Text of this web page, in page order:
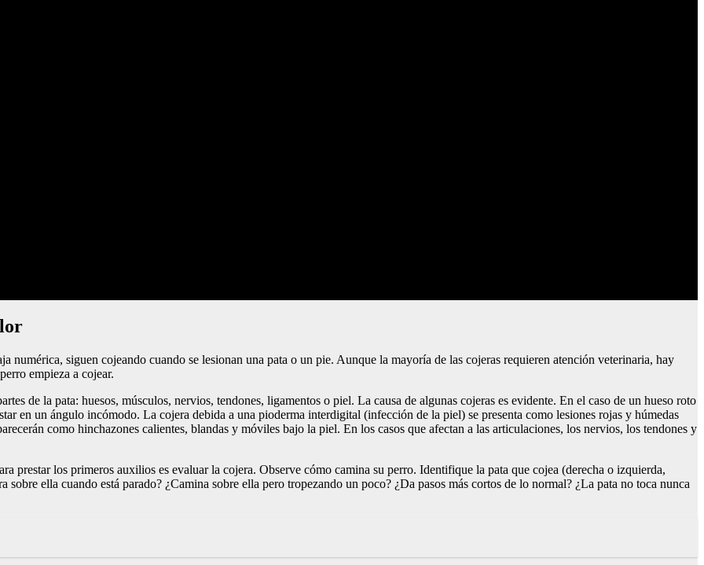
numérica, siguen cojeando cuando se lesionan una pata o un pie. Aunque la mayoría de las cojeras requieren atención veterinaria, hay
empieza a cojear.
de la pata: huesos, músculos, nervios, tendones, ligamentos o piel. La causa de algunas cojeras es evidente. En el caso de un hueso roto
en un ángulo incómodo. La cojera debida a una pioderma interdigital (infección de la piel) se presenta como lesiones rojas y húmedas
como hinchazones calientes, blandas y móviles bajo la piel. En los casos que afectan a las articulaciones, los nervios, los tendones y
prestar los primeros auxilios es evaluar la cojera. Observe cómo camina su perro. Identifique la pata que cojea (derecha o izquierda,
ella cuando está parado? ¿Camina sobre ella pero tropezando un poco? ¿Da pasos más cortos de lo normal? ¿La pata no toca nunca